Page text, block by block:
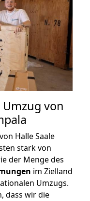
von
Halle Saale
stark von
der Menge des
im Zielland
Umzugs.
dass wir die